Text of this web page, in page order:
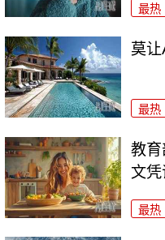
最热
莫让
最热
教
文
最热